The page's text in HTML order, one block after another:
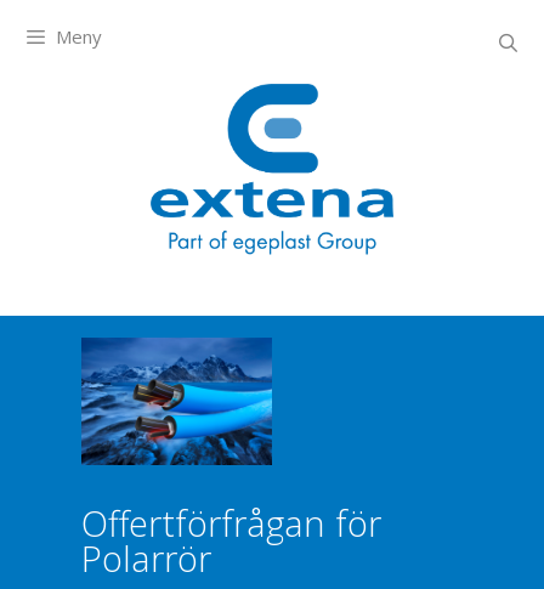
Meny
Offertförfrågan för
Polarrör